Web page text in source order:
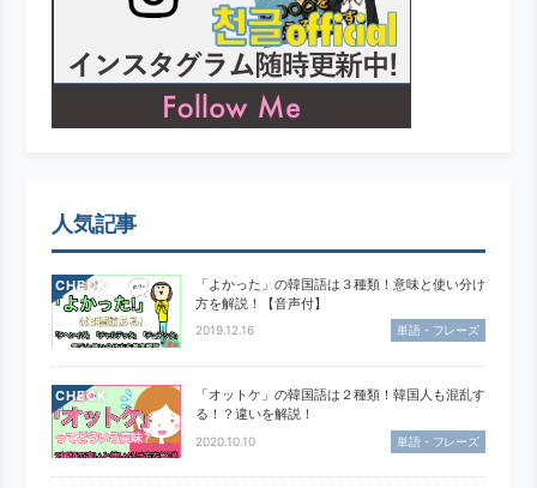
人気記事
CHECK
「よかった」の韓国語は３種類！意味と使い分け
方を解説！【音声付】
2019.12.16 単語・フレーズ
CHECK
「オットケ」の韓国語は２種類！韓国人も混乱す
る！？違いを解説！
2020.10.10 単語・フレーズ